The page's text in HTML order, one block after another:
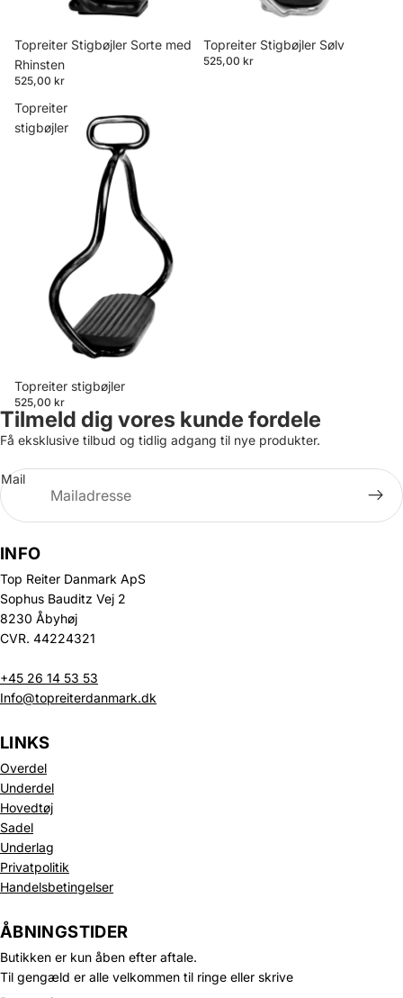
Topreiter Stigbøjler Sorte med
Rhinsten
525,00 kr
Topreiter Stigbøjler Sølv
525,00 kr
Topreiter
stigbøjler
Topreiter stigbøjler
525,00 kr
Tilmeld dig vores kunde fordele
Få eksklusive tilbud og tidlig adgang til nye produkter.
Mail
INFO
Top Reiter Danmark ApS
Sophus Bauditz Vej 2
8230 Åbyhøj
CVR. 44224321
+45 26 14 53 53
Info@topreiterdanmark.dk
LINKS
Overdel
Underdel
Hovedtøj
Sadel
Underlag
Privatpolitik
Handelsbetingelser
ÅBNINGSTIDER
Butikken er kun åben efter aftale.
Til gengæld er alle velkommen til ringe eller skrive
Politik om beskyttelse af persondata
Refusionspolitik
Kontaktinformation
Servicevilkår